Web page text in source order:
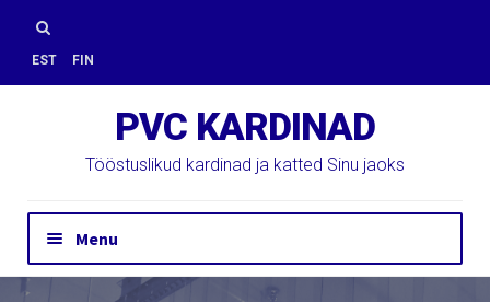
Skip
to
navigation
Skip
to
content
Otsi:
EST FIN
PVC KARDINAD
Tööstuslikud kardinad ja katted Sinu jaoks
Menu
Hinnapäring